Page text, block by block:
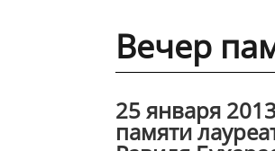
Вечер
25 января
памяти